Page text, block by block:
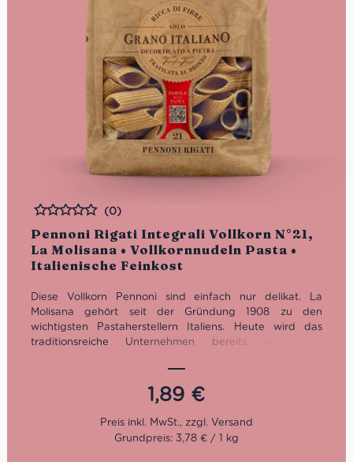
Pennoni Rigati Integrali Vollkorn N°21,
La Molisana • Vollkornnudeln Pasta •
Italienische Feinkost
Bewertet
(0)
Diese Vollkorn Pennoni sind einfach nur delikat. La
Molisana gehört seit der Gründung 1908 zu den
wichtigsten Pastaherstellern Italiens. Heute wird das
traditionsreiche Unternehmen bereits in vierter
Kochzeit: 12 Minuten1,89 €
Grundpreis: 3,78 € / 1 kg